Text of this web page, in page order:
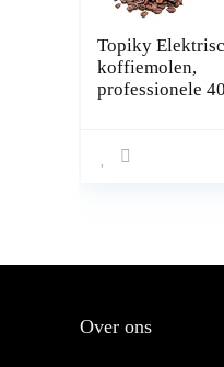
Topiky
koffiemolen,
professionele
koffiemolen,
bonen, noten,
Over ons